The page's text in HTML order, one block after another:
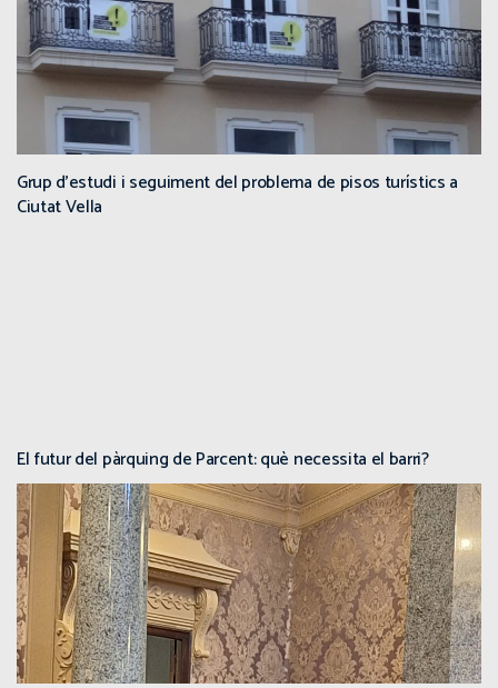
Grup d’estudi i seguiment del problema de pisos turístics a
Ciutat Vella
El futur del pàrquing de Parcent: què necessita el barri?